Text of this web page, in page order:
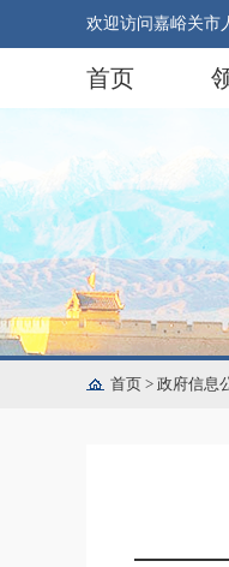
欢迎访问嘉峪关市
首页
首页 > 政府信息